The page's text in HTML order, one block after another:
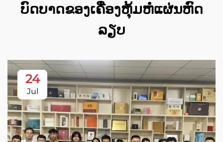
ບົດບາດຂອງເຄື່ອງຫຸ້ມຫໍ່ແຜ່ນຫົດ
ລຽບ
24
Jul